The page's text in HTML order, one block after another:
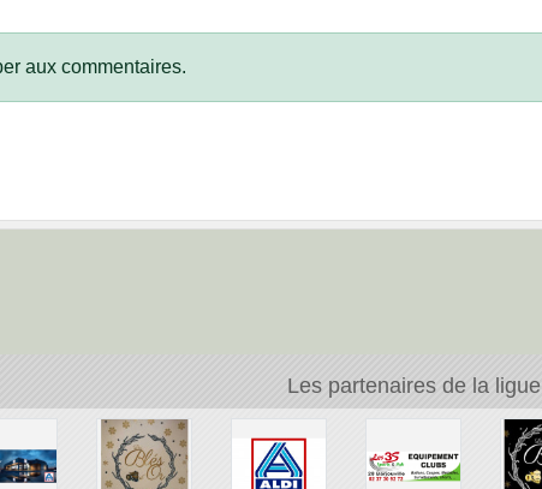
aux commentaires.
Les partenaires de la ligue